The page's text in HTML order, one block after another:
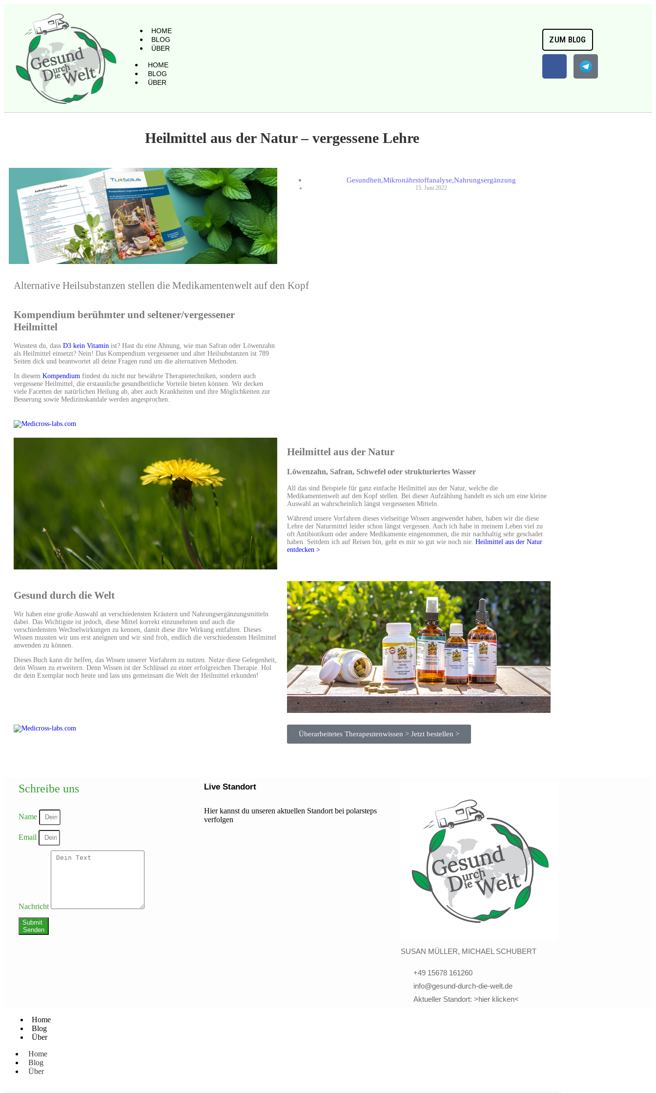
HOME
BLOG
ÜBER
HOME
BLOG
ÜBER
ZUM BLOG
Heilmittel aus der Natur – vergessene Lehre
Gesundheit,Mikronährstoffanalyse,Nahrungsergänzung
15. Juni 2022
Alternative Heilsubstanzen stellen die Medikamentenwelt auf den Kopf
Kompendium berühmter und seltener/vergessener
Heilmittel
Wusstest du, dass D3 kein Vitamin ist? Hast du eine Ahnung, wie man Safran oder Löwenzahn
als Heilmittel einsetzt? Nein! Das Kompendium vergessener und alter Heilsubstanzen ist 789
Seiten dick und beantwortet all deine Fragen rund um die alternativen Methoden.
In diesem Kompendium findest du nicht nur bewährte Therapietechniken, sondern auch
vergessene Heilmittel, die erstaunliche gesundheitliche Vorteile bieten können. Wir decken
viele Facetten der natürlichen Heilung ab, aber auch Krankheiten und ihre Möglichkeiten zur
Besserung sowie Medizinskandale werden angesprochen.
Heilmittel aus der Natur
Löwenzahn, Safran, Schwefel oder strukturiertes Wasser
All das sind Beispiele für ganz einfache Heilmittel aus der Natur, welche die
Medikamentenwelt auf den Kopf stellen. Bei dieser Aufzählung handelt es sich um eine kleine
Auswahl an wahrscheinlich längst vergessenen Mitteln.
Während unsere Vorfahren dieses vielseitige Wissen angewendet haben, haben wir die diese
Lehre der Naturmittel leider schon längst vergessen. Auch ich habe in meinem Leben viel zu
oft Antibiotikum oder andere Medikamente eingenommen, die mir nachhaltig sehr geschadet
haben. Seitdem ich auf Reisen bin, geht es mir so gut wie noch nie. Heilmittel aus der Natur
entdecken >
Gesund durch die Welt
Wir haben eine große Auswahl an verschiedensten Kräutern und Nahrungsergänzungsmitteln
dabei. Das Wichtigste ist jedoch, diese Mittel korrekt einzunehmen und auch die
verschiedensten Wechselwirkungen zu kennen, damit diese ihre Wirkung entfalten. Dieses
Wissen mussten wir uns erst aneignen und wir sind froh, endlich die verschiedensten Heilmittel
anwenden zu können.
Dieses Buch kann dir helfen, das Wissen unserer Vorfahren zu nutzen. Nutze diese Gelegenheit,
dein Wissen zu erweitern. Denn Wissen ist der Schlüssel zu einer erfolgreichen Therapie. Hol
dir dein Exemplar noch heute und lass uns gemeinsam die Welt der Heilmittel erkunden!
Überarbeitetes Therapeutenwissen > Jetzt bestellen >
Schreibe uns
Name
Email
Nachricht
Submit
Senden
Live Standort
Hier kannst du unseren aktuellen Standort bei polarsteps
verfolgen
SUSAN MÜLLER, MICHAEL SCHUBERT
+49 15678 161260
info@gesund-durch-die-welt.de
Aktueller Standort: >hier klicken<
Home
Blog
Über
Home
Blog
Über